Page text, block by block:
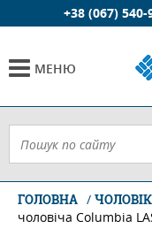
+38 (067) 540-
МЕНЮ
ГОЛОВНА
чоловіча Columbia